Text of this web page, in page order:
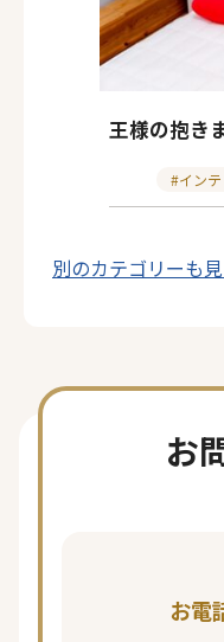
王様の抱き
テ
リ
イン
別のカテゴリーも
お
お電